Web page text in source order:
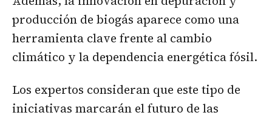
producción de biogás aparece como una
herramienta clave frente al cambio
climático y la dependencia energética fósil.
Los expertos consideran que este tipo de
iniciativas marcarán el futuro de las